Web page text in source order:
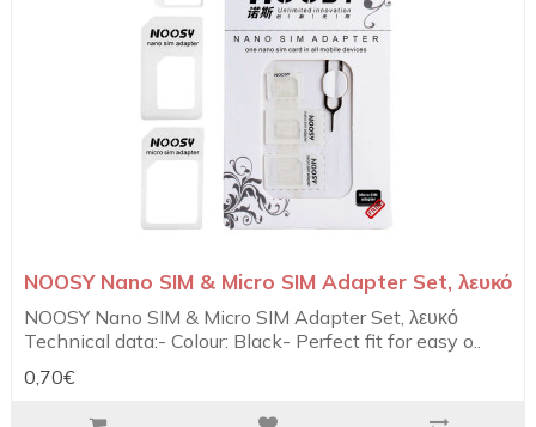
NOOSY Nano SIM & Micro SIM Adapter Set, λευκό
NOOSY Nano SIM & Micro SIM Adapter Set, λευκό
Technical data:- Colour: Black- Perfect fit for easy o..
0,70€